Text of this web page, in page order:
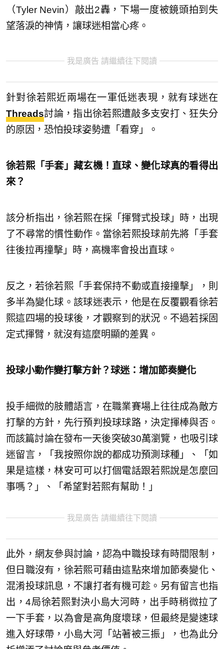
（Tyler Nevin）敲出2轟，下場一度被鏡頭拍到失
望落淚的神情，讓球迷相當心疼。
我是廣告 請繼續往下閱讀
針對徐若熙近兩場在一軍低迷表現，就有球迷在
Threads討論，指出徐若熙遭敲多支安打、狂失分
的原因，恐怕投球姿勢遭「看穿」。
徐若熙「手套」藏玄機！直球、變化球真的看得出
來？
該分析指出，徐若熙在採「揮臂式投球」時，出現
了不尋常的慣性動作。當徐若熙投球前先將「手套
往後拉再撞擊」時，高機率會投出直球。
反之，若徐若熙「手套保持不動或直接撞擊」，則
多半為變化球。該球迷表示，他是在反覆觀看徐若
熙這四場的投球後，才觀察到的狀況。不過若採固
定式揮臂，就沒有這麼明顯的差異。
投球小動作變打擊方針？球迷：增加節奏變化
投手細微的肢體語言，在職業賽場上往往成為敵方
打擊的方針，先行預判投球球路，決定揮棒與否。
而該篇討論在發布一天後突破30萬瀏覽，也吸引球
迷留言，「我按照你說的都成功預測球種」、「如
果是這樣，林安可可以打個電話跟若熙說是怎麼回
事嗎？」、「希望對若熙有幫助！」
我是廣告 請繼續往下閱讀
此外，網友參與討論，認為中職投球有時間限制，
但日職沒有，徐若熙可藉由這點來增加節奏變化、
混淆投球訊息，不讓打者有機可趁。另有留言也指
出，4局徐若熙對決小島大河時，出手時稍微拉了
一下手套，以為會是高角度壞球，但最終是變速球
進入好球帶，小島大河「站著被三振」，也為此分